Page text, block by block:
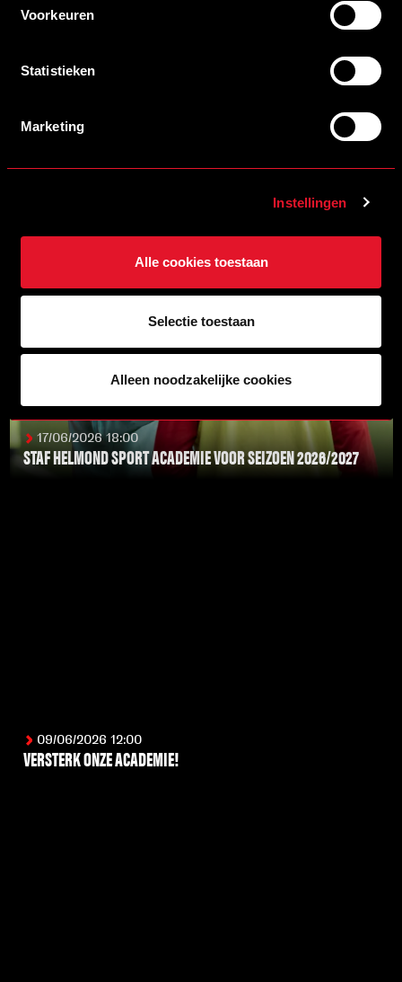
Voorkeuren
Statistieken
Marketing
Instellingen
Alle cookies toestaan
Selectie toestaan
Alleen noodzakelijke cookies
tweemaal te scoren, waardoor Helmond Sport uiteindelijk
Het was een weekend met uiteenlopende resultaten, maar
vooral met mooie verhalen, ontwikkeling en strijdlust
binnen de jeugdopleiding van Helmond Sport.
17/06/2026 18:00
STAF HELMOND SPORT ACADEMIE VOOR SEIZOEN 2026/2027
09/06/2026 12:00
VERSTERK ONZE ACADEMIE!